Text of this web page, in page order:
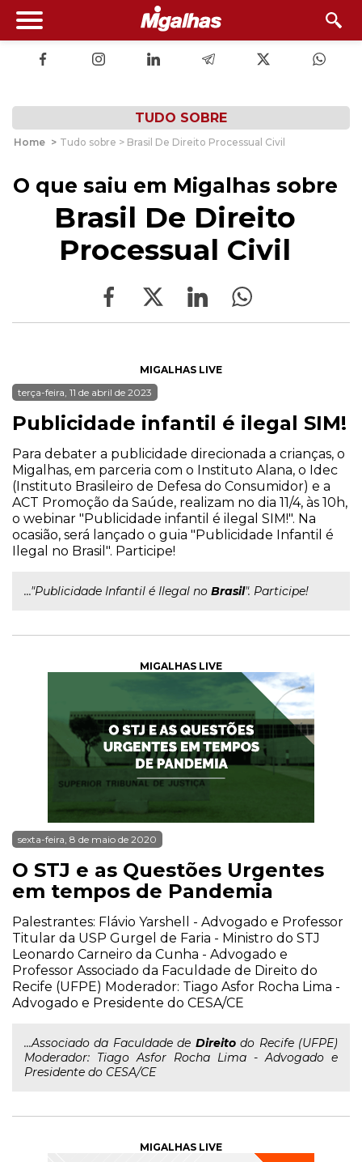
TUDO SOBRE
Home > Tudo sobre > Brasil De Direito Processual Civil
O que saiu em Migalhas sobre
Brasil De Direito
Processual Civil
MIGALHAS LIVE
terça-feira, 11 de abril de 2023
Publicidade infantil é ilegal SIM!
Para debater a publicidade direcionada a crianças, o
Migalhas, em parceria com o Instituto Alana, o Idec
(Instituto Brasileiro de Defesa do Consumidor) e a
ACT Promoção da Saúde, realizam no dia 11/4, às 10h,
o webinar "Publicidade infantil é ilegal SIM!". Na
ocasião, será lançado o guia "Publicidade Infantil é
Ilegal no Brasil". Participe!
..."Publicidade Infantil é Ilegal no Brasil". Participe!
MIGALHAS LIVE
sexta-feira, 8 de maio de 2020
O STJ e as Questões Urgentes
em tempos de Pandemia
Palestrantes: Flávio Yarshell - Advogado e Professor
Titular da USP Gurgel de Faria - Ministro do STJ
Leonardo Carneiro da Cunha - Advogado e
Professor Associado da Faculdade de Direito do
Recife (UFPE) Moderador: Tiago Asfor Rocha Lima -
Advogado e Presidente do CESA/CE
...Associado da Faculdade de Direitodo Recife (UFPE)
Moderador: Tiago Asfor Rocha Lima - Advogado e
Presidente do CESA/CE
MIGALHAS LIVE